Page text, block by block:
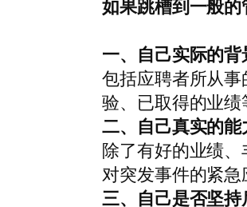
如果跳槽到一般
一、自己实际的背
包括应聘者所从
验、已取得的业绩
二、自己真实的能
除了有好的业绩
对突发事件的紧急
三、自己是否坚持